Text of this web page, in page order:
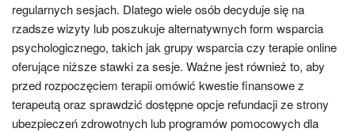
regularnych sesjach. Dlatego wiele osób decyduje się na
rzadsze wizyty lub poszukuje alternatywnych form wsparcia
psychologicznego, takich jak grupy wsparcia czy terapie online
oferujące niższe stawki za sesje. Ważne jest również to, aby
przed rozpoczęciem terapii omówić kwestie finansowe z
terapeutą oraz sprawdzić dostępne opcje refundacji ze strony
ubezpieczeń zdrowotnych lub programów pomocowych dla